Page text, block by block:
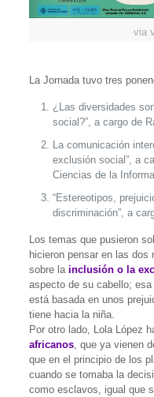
via
La Jornada tuvo tres
¿Las diversidades
social?”, a cargo de
La comunicación
exclusión social”, a
Ciencias de la
“Estereotipos,
discriminación”, a
Los temas que pusieron
hicieron pensar en las dos
sobre lainclusión o la
aspecto de su cabello;
está basada en unos
tiene hacia la niña.
Por otro lado, Lola López
africanos, que ya vienen
que en el principio de los
cuando se tomaba la
como esclavos, igual que